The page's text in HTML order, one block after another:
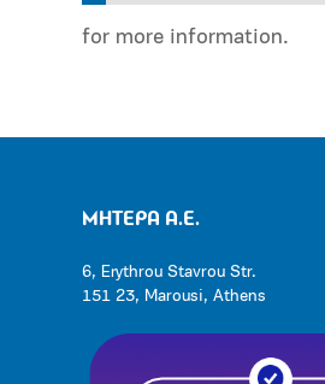
for more information.
ΜΗΤΕΡΑ Α.Ε.
6, Erythrou Stavrou Str.
151 23, Marousi, Athens